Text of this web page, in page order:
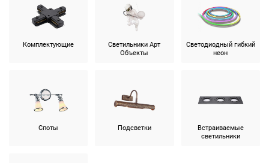
Комплектующие
Светильники Арт
Объекты
Светодиодный гибкий
неон
Споты Подсветки
Встраиваемые
светильники